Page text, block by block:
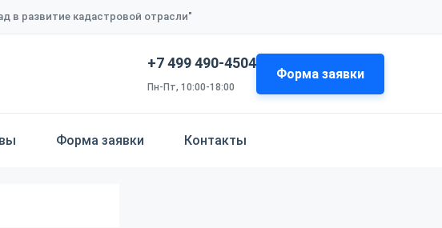
в развитие кадастровой отрасли"
+7 499 490-4504
Пн-Пт, 10:00-18:00
Форма заявки
Форма заявки Контакты